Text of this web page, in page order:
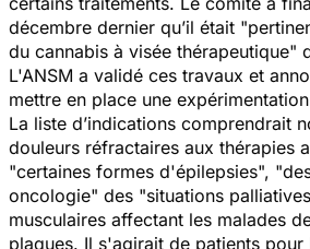
décembre dernier qu’il était "
du cannabis à visée thérapeutique"
L'ANSM a validé ces travaux et
mettre en place une
La liste d’indications comprendrait
douleurs réfractaires aux thérapies
"certaines formes d'épilepsies", "
oncologie" des "situations palliatives
musculaires affectant les malades
plaques. Il s'agirait de patients pour